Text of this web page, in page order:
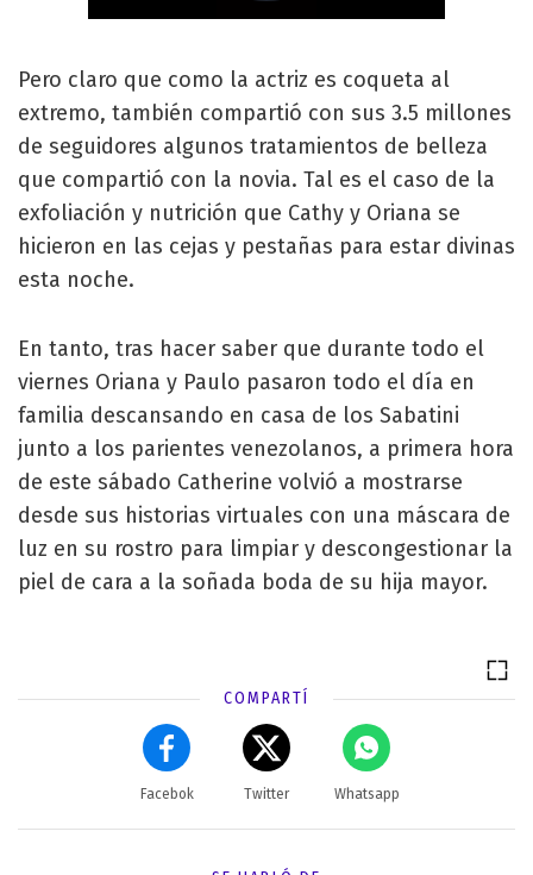
Pero claro que como la actriz es coqueta al
extremo, también compartió con sus 3.5 millones
de seguidores algunos tratamientos de belleza
que compartió con la novia. Tal es el caso de la
exfoliación y nutrición que Cathy y Oriana se
hicieron en las cejas y pestañas para estar divinas
esta noche.
En tanto, tras hacer saber que durante todo el
viernes Oriana y Paulo pasaron todo el día en
familia descansando en casa de los Sabatini
junto a los parientes venezolanos, a primera hora
de este sábado Catherine volvió a mostrarse
desde sus historias virtuales con una máscara de
luz en su rostro para limpiar y descongestionar la
piel de cara a la soñada boda de su hija mayor.
COMPARTÍ
Facebok Twitter Whatsapp